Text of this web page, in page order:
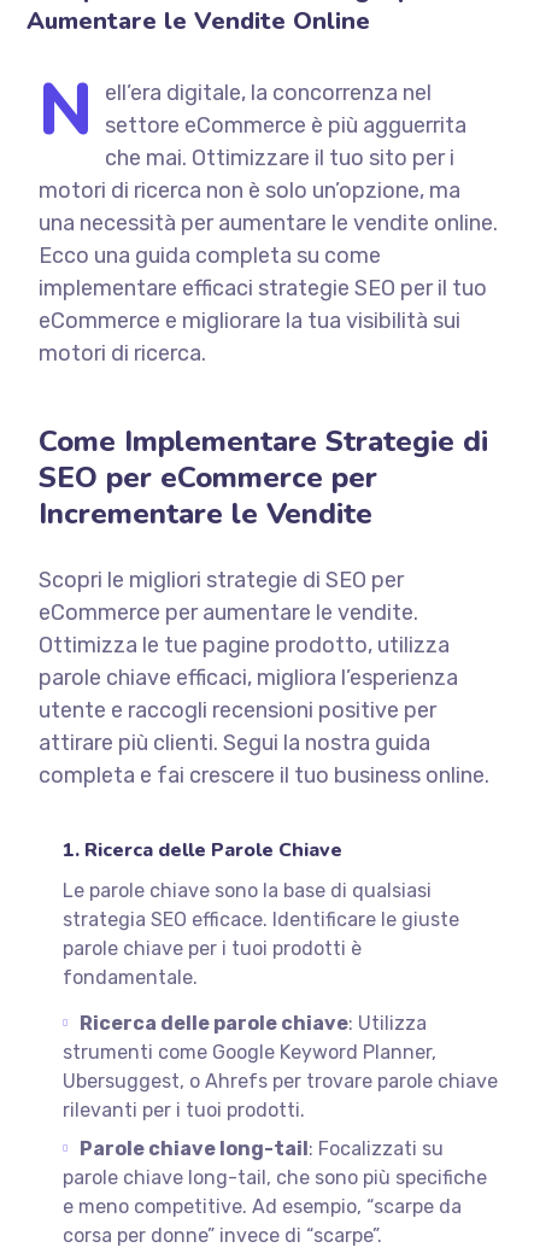
Aumentare le Vendite Online
N
ell’era digitale, la concorrenza nel
settore eCommerce è più agguerrita
che mai. Ottimizzare il tuo sito per i
motori di ricerca non è solo un’opzione, ma
una necessità per aumentare le vendite online.
Ecco una guida completa su come
implementare efficaci strategie SEO per il tuo
eCommerce e migliorare la tua visibilità sui
motori di ricerca.
Come Implementare Strategie di
SEO per eCommerce per
Incrementare le Vendite
Scopri le migliori strategie di SEO per
eCommerce per aumentare le vendite.
Ottimizza le tue pagine prodotto, utilizza
parole chiave efficaci, migliora l’esperienza
utente e raccogli recensioni positive per
attirare più clienti. Segui la nostra guida
completa e fai crescere il tuo business online.
1. Ricerca delle Parole Chiave
Le parole chiave sono la base di qualsiasi
strategia SEO efficace. Identificare le giuste
parole chiave per i tuoi prodotti è
fondamentale.
Ricerca delle parole chiave: Utilizza
strumenti come Google Keyword Planner,
Ubersuggest, o Ahrefs per trovare parole chiave
rilevanti per i tuoi prodotti.
Parole chiave long-tail: Focalizzati su
parole chiave long-tail, che sono più specifiche
e meno competitive. Ad esempio, “scarpe da
corsa per donne” invece di “scarpe”.